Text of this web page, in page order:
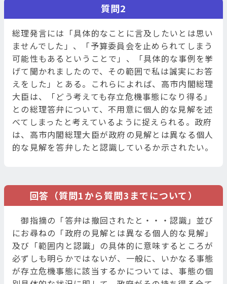
質問2
総理発言には「具体的なことに言及したいとは思い
ませんでした」、「予算委員会を止められてしまう
可能性もあるということで」、「具体的な事例を挙
げて聞かれましたので、その範囲で私は誠実にお答
えをした」とある。これらによれば、高市内閣総理
大臣は、「どう考えても存立危機事態になり得る」
との総理答弁について、不用意に個人的な見解を述
べてしまったと考えているように捉えられる。政府
は、高市内閣総理大臣が政府の見解とは異なる個人
的な見解を答弁したと認識しているか示されたい。
回答（質問1から質問3までについて）
御指摘の「答弁は撤回されたと・・・認識」並び
にお尋ねの「政府の見解とは異なる個人的な見解」
及び「範囲内と認識」の具体的に意味するところが
必ずしも明らかではないが、一般に、いかなる事態
が存立危機事態に該当するかについては、事態の個